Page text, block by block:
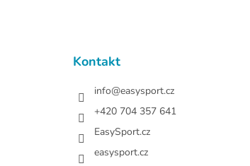
Kontakt
info@easysport.cz
+420 704 357 641
EasySport.cz
easysport.cz